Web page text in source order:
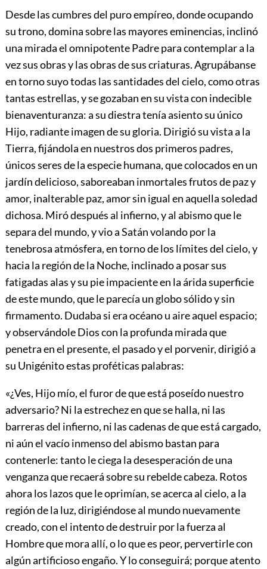
Desde las cumbres del puro empíreo, donde ocupando
su trono, domina sobre las mayores eminencias, inclinó
una mirada el omnipotente Padre para contemplar a la
vez sus obras y las obras de sus criaturas. Agrupábanse
en torno suyo todas las santidades del cielo, como otras
tantas estrellas, y se gozaban en su vista con indecible
bienaventuranza: a su diestra tenía asiento su único
Hijo, radiante imagen de su gloria. Dirigió su vista a la
Tierra, fijándola en nuestros dos primeros padres,
únicos seres de la especie humana, que colocados en un
jardín delicioso, saboreaban inmortales frutos de paz y
amor, inalterable paz, amor sin igual en aquella soledad
dichosa. Miró después al infierno, y al abismo que le
separa del mundo, y vio a Satán volando por la
tenebrosa atmósfera, en torno de los límites del cielo, y
hacia la región de la Noche, inclinado a posar sus
fatigadas alas y su pie impaciente en la árida superficie
de este mundo, que le parecía un globo sólido y sin
firmamento. Dudaba si era océano u aire aquel espacio;
y observándole Dios con la profunda mirada que
penetra en el presente, el pasado y el porvenir, dirigió a
su Unigénito estas proféticas palabras:
«¿Ves, Hijo mío, el furor de que está poseído nuestro
adversario? Ni la estrechez en que se halla, ni las
barreras del infierno, ni las cadenas de que está cargado,
ni aún el vacío inmenso del abismo bastan para
contenerle: tanto le ciega la desesperación de una
venganza que recaerá sobre su rebelde cabeza. Rotos
ahora los lazos que le oprimían, se acerca al cielo, a la
región de la luz, dirigiéndose al mundo nuevamente
creado, con el intento de destruir por la fuerza al
Hombre que mora allí, o lo que es peor, pervertirle con
algún artificioso engaño. Y lo conseguirá; porque atento